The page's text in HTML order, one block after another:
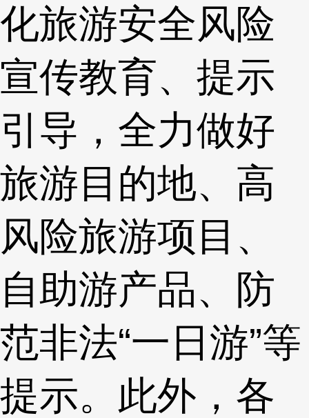
化旅游安全风险
宣传教育、提示
引导，全力做好
旅游目的地、高
风险旅游项目、
自助游产品、防
范非法“一日游”等
提示。此外，各